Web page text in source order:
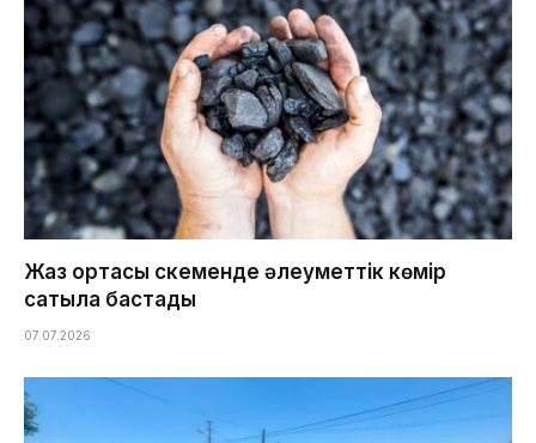
Жаз ортасы Өскеменде әлеуметтік көмір
сатыла бастады
07.07.2026